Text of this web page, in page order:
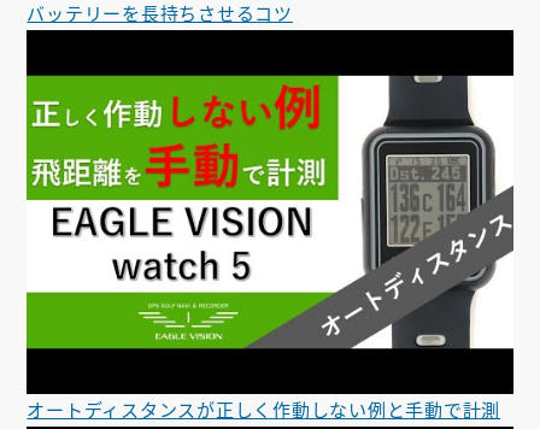
バッテリーを長持ちさせるコツ
オートディスタンスが正しく作動しない例と手動で計測